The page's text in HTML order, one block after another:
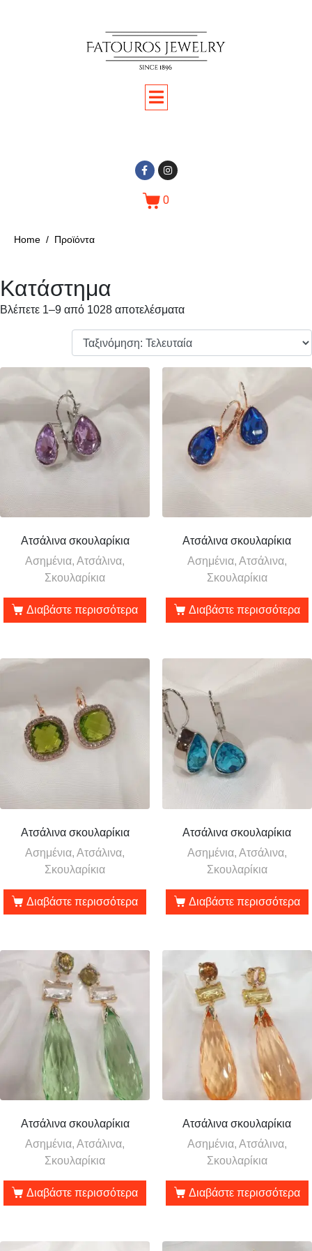
0
Home Προϊόντα
Κατάστημα
Βλέπετε 1–9 από 1028 αποτελέσματα
Ατσάλινα σκουλαρίκια
Ασημένια, Ατσάλινα,
Σκουλαρίκια
Διαβάστε περισσότερα
Ατσάλινα σκουλαρίκια
Ασημένια, Ατσάλινα,
Σκουλαρίκια
Διαβάστε περισσότερα
Ατσάλινα σκουλαρίκια
Ασημένια, Ατσάλινα,
Σκουλαρίκια
Διαβάστε περισσότερα
Ατσάλινα σκουλαρίκια
Ασημένια, Ατσάλινα,
Σκουλαρίκια
Διαβάστε περισσότερα
Ατσάλινα σκουλαρίκια
Ασημένια, Ατσάλινα,
Σκουλαρίκια
Διαβάστε περισσότερα
Ατσάλινα σκουλαρίκια
Ασημένια, Ατσάλινα,
Σκουλαρίκια
Διαβάστε περισσότερα